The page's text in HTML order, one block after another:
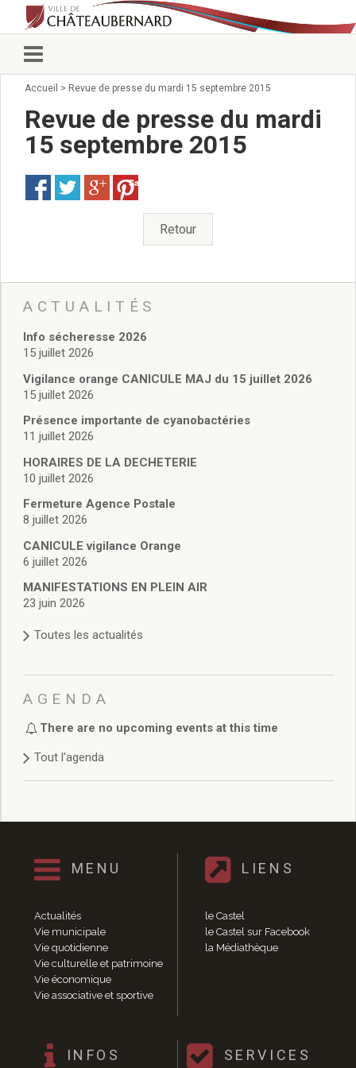
Vie municipale
Conseillers municipaux
Commissions 2026
Arrêtés du Maire
Services municipaux
Pour venir nous voir
administratives
Services Techniques
Affaires Scolaires
Vie associative
Police Municipale/règlementation
Cimetière/réglementation funéraire
Services en ligne
Licences boissons
Cadastre
Actes d’état civil
Budget de Fonctionnement
Budget d’Investissement
Conseils municipaux
Règlement du conseil municipal
Délibérations 2025
Délibérations 2022
Délibérations 2021
Délibérations 2020
Délibérations 2019
Délibérations 2018
Délibérations 2014
Délibérations 2013
Délibérations 2011
Délibérations 2010
Délibérations 2009
Délibérations 2008
Agenda réunions publiques
Marchés publics
Vie quotidienne
Accueil > Revue de presse du mardi 15 septembre 2015
Revue de presse du mardi
15 septembre 2015
Save
Retour
ACTUALITÉS
Info sécheresse 2026
15 juillet 2026
Vigilance orange CANICULE MAJ du 15 juillet 2026
15 juillet 2026
Présence importante de cyanobactéries
11 juillet 2026
HORAIRES DE LA DECHETERIE
10 juillet 2026
Fermeture Agence Postale
8 juillet 2026
CANICULE vigilance Orange
6 juillet 2026
MANIFESTATIONS EN PLEIN AIR
23 juin 2026
Toutes les actualités
AGENDA
There are no upcoming events at this time
Tout l'agenda
MENU
Actualités
Vie municipale
Vie quotidienne
Vie culturelle et patrimoine
Vie économique
Vie associative et sportive
LIENS
le Castel
le Castel sur Facebook
la Médiathèque
INFOS SERVICES